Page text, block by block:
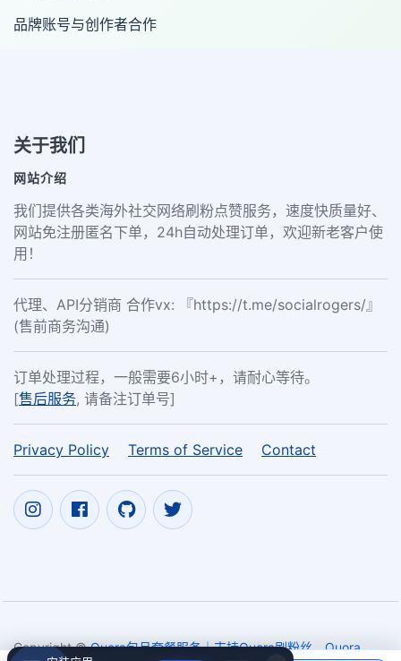
品牌账号与创作者合作
关于我们
网站介绍
我们提供各类海外社交网络刷粉点赞服务，速度快质量好、
网站免注册匿名下单，24h自动处理订单，欢迎新老客户使
用！
代理、API分销商 合作vx: 『https://t.me/socialrogers/』
(售前商务沟通)
订单处理过程，一般需要6小时+，请耐心等待。
[售后服务, 请备注订单号]
Privacy Policy Terms of Service Contact
Copyright ©Quora包月套餐服务｜支持Quora刷粉丝、Quora